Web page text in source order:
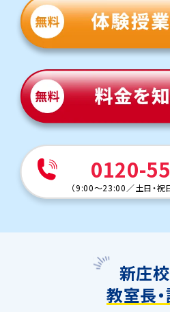
0120-
（9:00～23:00／土日・祝
新庄
教室長